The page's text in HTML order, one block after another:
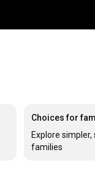
Choices for
Explore
families